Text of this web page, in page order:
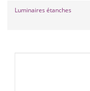
Luminaires étanches